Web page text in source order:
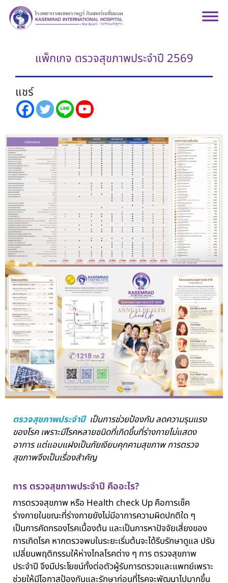
แพ็กเกจ ตรวจสุขภาพประจำปี 2569
แชร์
ตรวจสุขภาพประจำปี เป็นการช่วยป้องกัน ลดความรุนแรง
ของโรค เพราะมีโรคหลายชนิดที่เกิดขึ้นที่ร่างกายไม่แสดง
อาการ แต่แอบแฝงเป็นภัยเงียบคุกคามสุขภาพ การตรวจ
สุขภาพจึงเป็นเรื่องสำคัญ
การ ตรวจสุขภาพประจำปี คืออะไร?
การตรวจสุขภาพ หรือ Health check Up คือการเช็ค
ร่างกายในขณะที่ร่างกายยังไม่มีอาการความผิดปกติใด ๆ
เป็นการคัดกรองโรคเบื้องต้น และเป็นการหาปัจจัยเสี่ยงของ
การเกิดโรค หากตรวจพบในระยะเริ่มต้นจะได้รีบรักษาดูแล ปรับ
เปลี่ยนพฤติกรรมให้ห่างไกลโรคต่าง ๆ การ ตรวจสุขภาพ
ประจำปี จึงมีประโยชน์ทั้งต่อตัวผู้รับการตรวจและแพทย์เพราะ
ช่วยให้มีโอกาสป้องกันและรักษาก่อนที่โรคจะพัฒนาไปมากขึ้น